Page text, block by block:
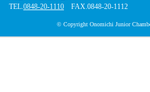
TEL.0848-20-1110 FAX.0848-20-1112
© Copyright Onomichi Junior